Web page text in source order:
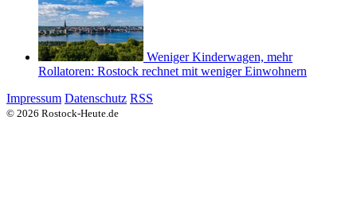
Weniger Kinderwagen, mehr
Rollatoren: Rostock rechnet mit weniger Einwohnern
Impressum Datenschutz RSS
© 2026 Rostock-Heute.de